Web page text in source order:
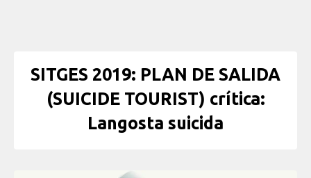
SITGES 2019: PLAN DE SALIDA
(SUICIDE TOURIST) crítica:
Langosta suicida